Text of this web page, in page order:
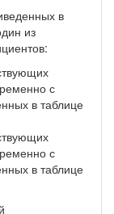
в
из
с
в таблице
с
в таблице